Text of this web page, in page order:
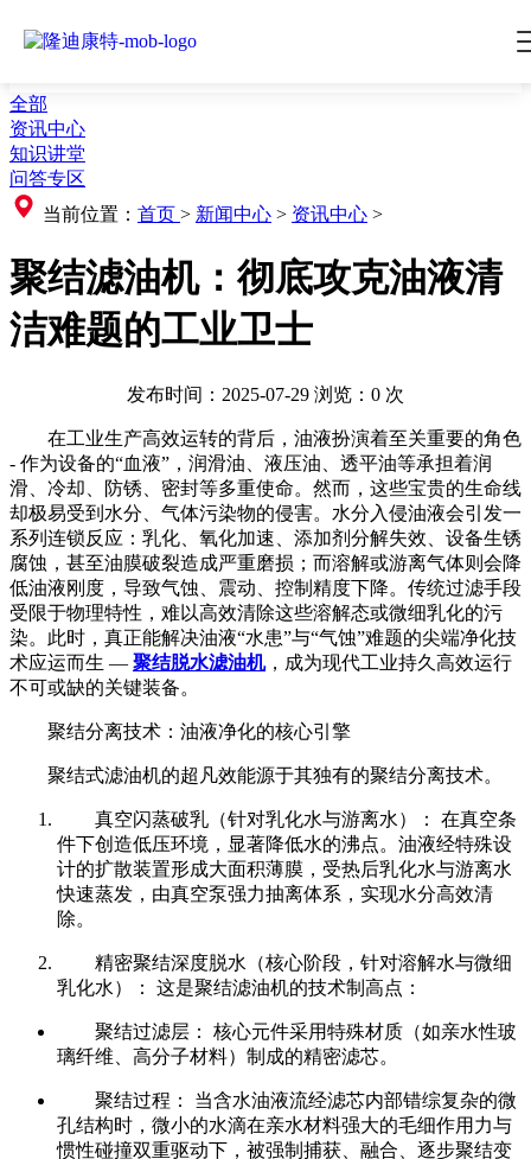
全部
资讯中心
知识讲堂
问答专区
当前位置： 首页 > 新闻中心 > 资讯中心 >
聚结滤油机：彻底攻克油液清
洁难题的工业卫士
发布时间：2025-07-29 浏览： 0 次
在工业生产高效运转的背后，油液扮演着至关重要的角色
- 作为设备的“血液”，润滑油、液压油、透平油等承担着润
滑、冷却、防锈、密封等多重使命。然而，这些宝贵的生命线
却极易受到水分、气体污染物的侵害。水分入侵油液会引发一
系列连锁反应：乳化、氧化加速、添加剂分解失效、设备生锈
腐蚀，甚至油膜破裂造成严重磨损；而溶解或游离气体则会降
低油液刚度，导致气蚀、震动、控制精度下降。传统过滤手段
受限于物理特性，难以高效清除这些溶解态或微细乳化的污
染。此时，真正能解决油液“水患”与“气蚀”难题的尖端净化技
术应运而生 — 聚结脱水滤油机，成为现代工业持久高效运行
不可或缺的关键装备。
聚结分离技术：油液净化的核心引擎
聚结式滤油机的超凡效能源于其独有的聚结分离技术。
真空闪蒸破乳（针对乳化水与游离水）： 在真空条
件下创造低压环境，显著降低水的沸点。油液经特殊设
计的扩散装置形成大面积薄膜，受热后乳化水与游离水
快速蒸发，由真空泵强力抽离体系，实现水分高效清
除。
精密聚结深度脱水（核心阶段，针对溶解水与微细
乳化水）： 这是聚结滤油机的技术制高点：
聚结过滤层： 核心元件采用特殊材质（如亲水性玻
璃纤维、高分子材料）制成的精密滤芯。
聚结过程： 当含水油液流经滤芯内部错综复杂的微
孔结构时，微小的水滴在亲水材料强大的毛细作用力与
惯性碰撞双重驱动下，被强制捕获、融合、逐步聚结变